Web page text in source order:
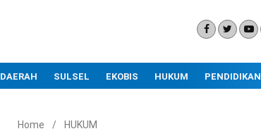
DAERAH SULSEL EKOBIS HUKUM PENDIDIKAN
Home / HUKUM